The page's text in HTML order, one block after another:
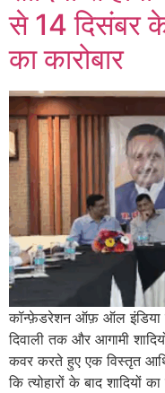
से 14 दिसंबर
का कारोबार
कॉन्फ़ेडरेशन ऑफ़ ऑल इंडिया
दिवाली तक और आगामी
कवर करते हुए एक विस्तृत
कि त्योहारों के बाद शादियों